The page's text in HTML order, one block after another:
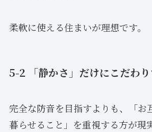
柔軟に使える住まいが理想です。
5-2 「静かさ」だけにこだわ
完全な防音を目指すよりも、「お
暮らせること」を重視する方が現